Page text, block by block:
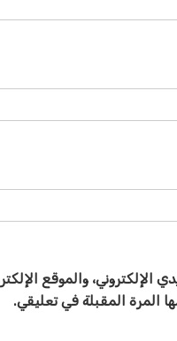
الإلكتروني، والموقع
المرة المقبلة في تعليقي.